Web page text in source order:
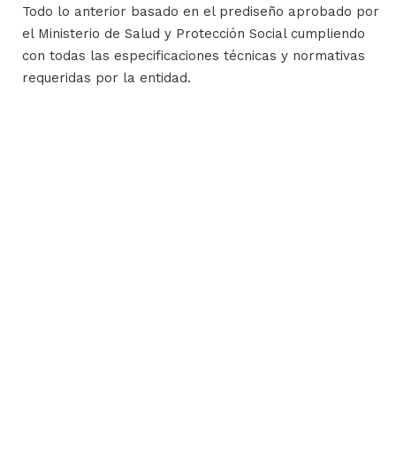
Todo lo anterior basado en el prediseño aprobado por
el Ministerio de Salud y Protección Social cumpliendo
con todas las especificaciones técnicas y normativas
requeridas por la entidad.